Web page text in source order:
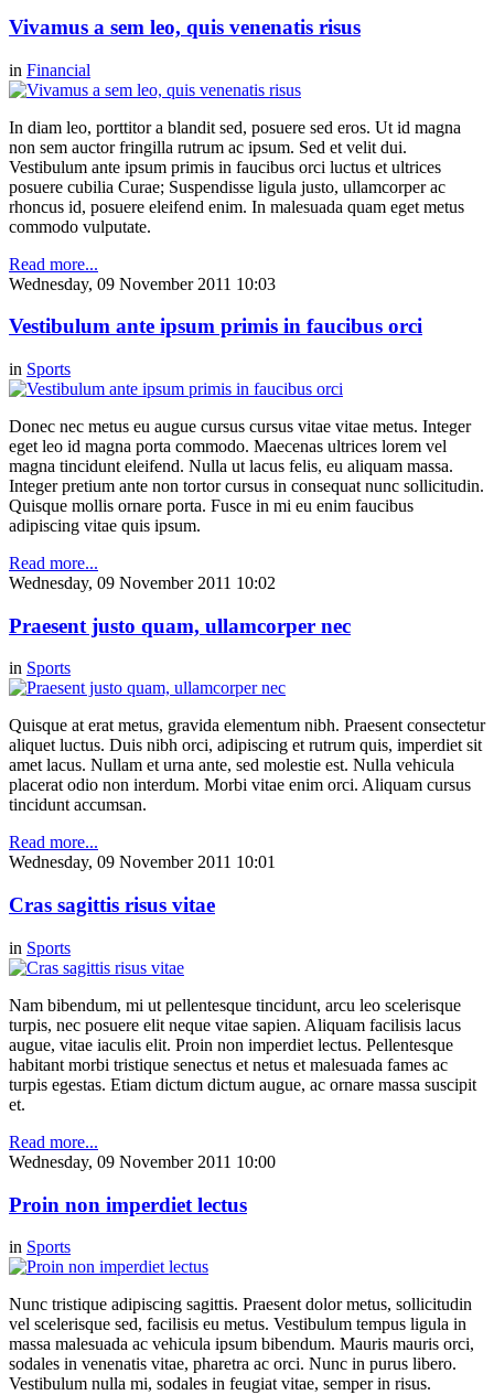
Vivamus a sem leo, quis venenatis risus
in Financial
In diam leo, porttitor a blandit sed, posuere sed eros. Ut id magna
non sem auctor fringilla rutrum ac ipsum. Sed et velit dui.
Vestibulum ante ipsum primis in faucibus orci luctus et ultrices
posuere cubilia Curae; Suspendisse ligula justo, ullamcorper ac
rhoncus id, posuere eleifend enim. In malesuada quam eget metus
commodo vulputate.
Read more...
Wednesday, 09 November 2011 10:03
Vestibulum ante ipsum primis in faucibus orci
in Sports
Donec nec metus eu augue cursus cursus vitae vitae metus. Integer
eget leo id magna porta commodo. Maecenas ultrices lorem vel
magna tincidunt eleifend. Nulla ut lacus felis, eu aliquam massa.
Integer pretium ante non tortor cursus in consequat nunc sollicitudin.
Quisque mollis ornare porta. Fusce in mi eu enim faucibus
adipiscing vitae quis ipsum.
Read more...
Wednesday, 09 November 2011 10:02
Praesent justo quam, ullamcorper nec
in Sports
Quisque at erat metus, gravida elementum nibh. Praesent consectetur
aliquet luctus. Duis nibh orci, adipiscing et rutrum quis, imperdiet sit
amet lacus. Nullam et urna ante, sed molestie est. Nulla vehicula
placerat odio non interdum. Morbi vitae enim orci. Aliquam cursus
tincidunt accumsan.
Read more...
Wednesday, 09 November 2011 10:01
Cras sagittis risus vitae
in Sports
Nam bibendum, mi ut pellentesque tincidunt, arcu leo scelerisque
turpis, nec posuere elit neque vitae sapien. Aliquam facilisis lacus
augue, vitae iaculis elit. Proin non imperdiet lectus. Pellentesque
habitant morbi tristique senectus et netus et malesuada fames ac
turpis egestas. Etiam dictum dictum augue, ac ornare massa suscipit
et.
Read more...
Wednesday, 09 November 2011 10:00
Proin non imperdiet lectus
in Sports
Nunc tristique adipiscing sagittis. Praesent dolor metus, sollicitudin
vel scelerisque sed, facilisis eu metus. Vestibulum tempus ligula in
massa malesuada ac vehicula ipsum bibendum. Mauris mauris orci,
sodales in venenatis vitae, pharetra ac orci. Nunc in purus libero.
Vestibulum nulla mi, sodales in feugiat vitae, semper in risus.